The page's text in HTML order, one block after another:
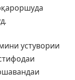
устувории